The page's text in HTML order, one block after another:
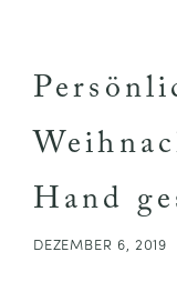
Hand
DEZEMBER 6, 2019